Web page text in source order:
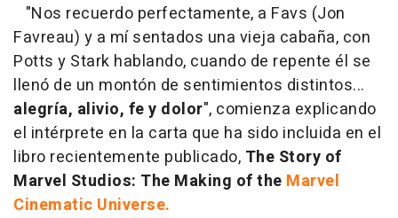
"Nos recuerdo perfectamente, a Favs (Jon
Favreau) y a mí sentados una vieja cabaña, con
Potts y Stark hablando, cuando de repente él se
llenó de un montón de sentimientos distintos...
alegría, alivio, fe y dolor", comienza explicando
el intérprete en la carta que ha sido incluida en el
libro recientemente publicado, The Story of
Marvel Studios: The Making of the Marvel
Cinematic Universe.